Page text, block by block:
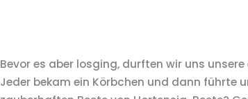
Bevor es aber losging, durften wir uns
Jeder bekam ein Körbchen und dann führte